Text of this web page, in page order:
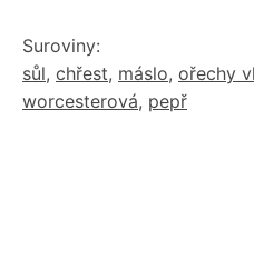
Suroviny:
sůl, chřest, máslo, ořechy
worcesterová, pepř